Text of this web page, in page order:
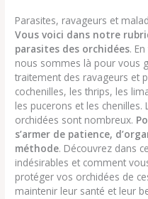
Parasites, ravageurs et
Vous voici dans notre
parasites des orchidées.
nous sommes là pour vous
traitement des ravageurs et
cochenilles, les thrips, les
les pucerons et les
orchidées sont nombreux.
s’armer de patience,
méthode. Découvrez dans
indésirables et comment
protéger vos orchidées de
maintenir leur santé et leur